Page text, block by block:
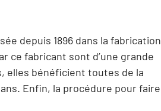
depuis 1896 dans la fabrication
ce fabricant sont d’une grande
elles bénéficient toutes de la
Enfin, la procédure pour faire